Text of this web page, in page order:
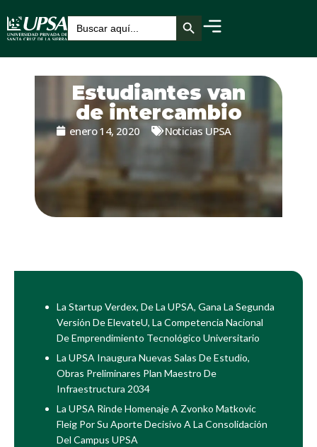
Buscar: Botón de búsqueda
Estudiantes van
de intercambio
enero 14, 2020 Noticias UPSA
La Startup Verdex, De La UPSA, Gana La Segunda
Versión De ElevateU, La Competencia Nacional
De Emprendimiento Tecnológico Universitario
La UPSA Inaugura Nuevas Salas De Estudio,
Obras Preliminares Plan Maestro De
Infraestructura 2034
La UPSA Rinde Homenaje A Zvonko Matkovic
Fleig Por Su Aporte Decisivo A La Consolidación
Del Campus UPSA